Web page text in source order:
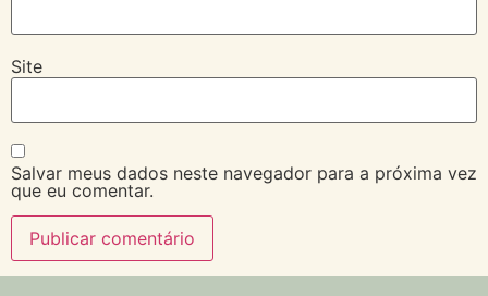
Site
Salvar meus dados neste navegador para a próxima vez
que eu comentar.